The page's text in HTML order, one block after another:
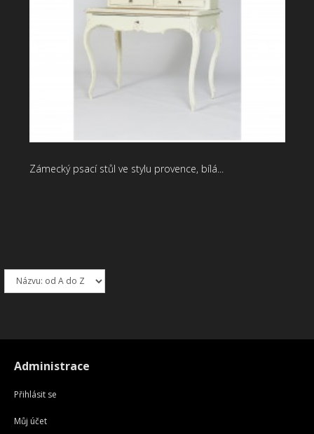
Zámecký psací stůl ve stylu provence, bílá...
Administrace
Přihlásit se
Můj účet